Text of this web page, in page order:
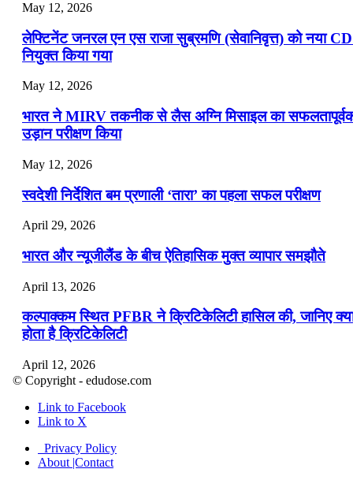
May 12, 2026
लेफ्टिनेंट जनरल एन एस राजा सुब्रमणि (सेवानिवृत्त) को नया
नियुक्त किया गया
May 12, 2026
भारत ने MIRV तकनीक से लैस अग्नि मिसाइल का
उड़ान परीक्षण किया
May 12, 2026
स्वदेशी निर्देशित बम प्रणाली ‘तारा’ का पहला सफल परीक्षण
April 29, 2026
भारत और न्यूजीलैंड के बीच ऐतिहासिक मुक्त व्यापार समझौते
April 13, 2026
कल्पाक्कम स्थित PFBR ने क्रिटिकेलिटी हासिल की, जानिए
होता है क्रिटिकेलिटी
April 12, 2026
April 9, 2026
नासा का आर्टेमिस-2 मिशन: मनुष्य एक बार फिर से चंद्रमा के
पहुंचा
© Copyright - edudose.com
Link to Facebook
Link to X
Privacy Policy
About |Contact